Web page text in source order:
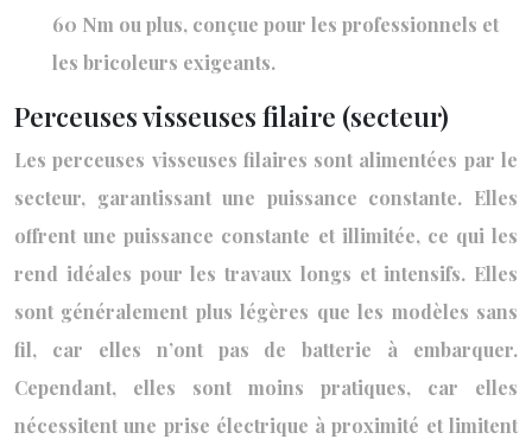
60 Nm ou plus, conçue pour les professionnels et
les bricoleurs exigeants.
Perceuses visseuses filaire (secteur)
Les perceuses visseuses filaires sont alimentées par le
secteur, garantissant une puissance constante. Elles
offrent une puissance constante et illimitée, ce qui les
rend idéales pour les travaux longs et intensifs. Elles
sont généralement plus légères que les modèles sans
fil, car elles n’ont pas de batterie à embarquer.
Cependant, elles sont moins pratiques, car elles
nécessitent une prise électrique à proximité et limitent